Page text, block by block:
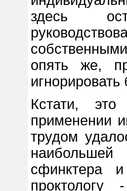
здесь
опять же,
игнорировать
Кстати,
применении
трудом
сфинктера